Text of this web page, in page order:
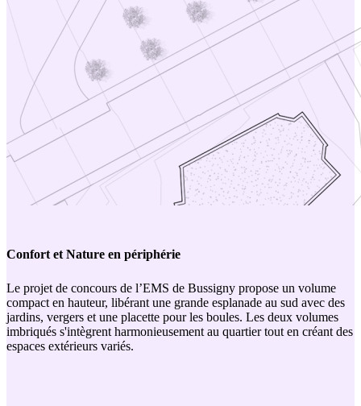
Confort et Nature en périphérie
Le projet de concours de l’EMS de Bussigny propose un volume
compact en hauteur, libérant une grande esplanade au sud avec des
jardins, vergers et une placette pour les boules. Les deux volumes
imbriqués s'intègrent harmonieusement au quartier tout en créant des
espaces extérieurs variés.